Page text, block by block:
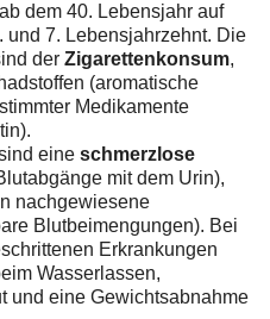
dem 40. Lebensjahr auf
und 7. Lebensjahrzehnt. Die
der Zigarettenkonsum,
(aromatische
Medikamente
eine schmerzlose
mit dem Urin),
nachgewiesene
Blutbeimengungen). Bei
Erkrankungen
Wasserlassen,
und eine Gewichtsabnahme